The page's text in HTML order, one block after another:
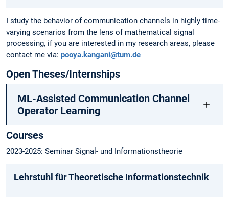
I study the behavior of communication channels in highly time-
varying scenarios from the lens of mathematical signal
processing, if you are interested in my research areas, please
contact me via: pooya.kangani@tum.de
Open Theses/Internships
ML-Assisted Communication Channel
Operator Learning
Courses
2023-2025: Seminar Signal- und Informationstheorie
Lehrstuhl für Theoretische Informationstechnik